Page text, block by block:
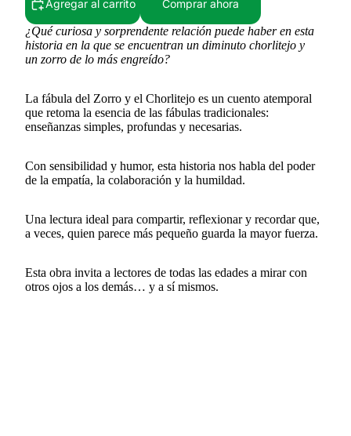
Agregar al carrito Comprar ahora
¿Qué curiosa y sorprendente relación puede haber en esta
historia en la que se encuentran un diminuto chorlitejo y
un zorro de lo más engreído?
La fábula del Zorro y el Chorlitejo es un cuento atemporal
que retoma la esencia de las fábulas tradicionales:
enseñanzas simples, profundas y necesarias.
Con sensibilidad y humor, esta historia nos habla del poder
de la empatía, la colaboración y la humildad.
Una lectura ideal para compartir, reflexionar y recordar que,
a veces, quien parece más pequeño guarda la mayor fuerza.
Esta obra invita a lectores de todas las edades a mirar con
otros ojos a los demás… y a sí mismos.